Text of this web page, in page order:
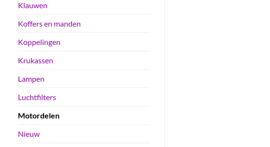
Klauwen
Koffers en manden
Koppelingen
Krukassen
Lampen
Luchtfilters
Motordelen
Nieuw